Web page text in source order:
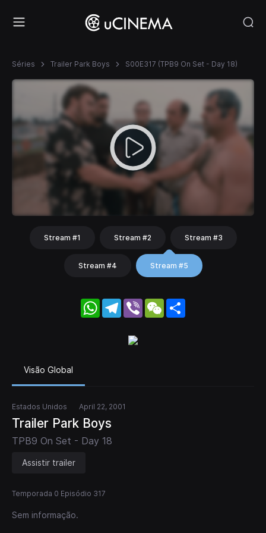
Séries Trailer Park Boys S00E317 (TPB9 On Set - Day 18)
Stream #1 Stream #2 Stream #3
Stream #4 Stream #5
WhatsApp
Telegram
Viber WeChat
Visão Global
Estados Unidos April 22, 2001
Trailer Park Boys
TPB9 On Set - Day 18
Assistir trailer
Temporada 0 Episódio 317
Sem informação.